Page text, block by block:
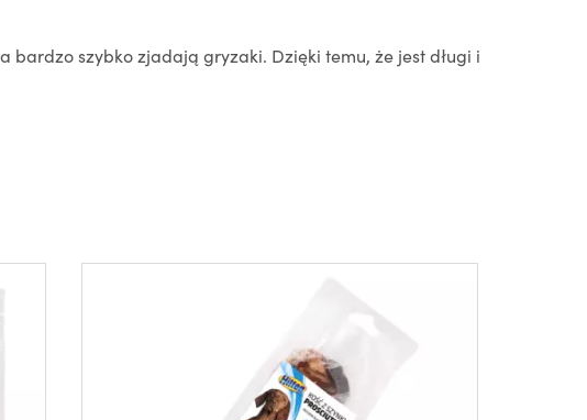
bardzo szybko zjadają gryzaki. Dzięki temu, że jest długi i